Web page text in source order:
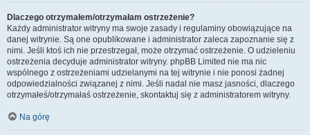
Dlaczego otrzymałem/otrzymałam ostrzeżenie?
Każdy administrator witryny ma swoje zasady i regulaminy obowiązujące na
danej witrynie. Są one opublikowane i administrator zaleca zapoznanie się z
nimi. Jeśli ktoś ich nie przestrzegał, może otrzymać ostrzeżenie. O udzieleniu
ostrzeżenia decyduje administrator witryny. phpBB Limited nie ma nic
wspólnego z ostrzeżeniami udzielanymi na tej witrynie i nie ponosi żadnej
odpowiedzialności związanej z nimi. Jeśli nadal nie masz jasności, dlaczego
otrzymałeś/otrzymałaś ostrzeżenie, skontaktuj się z administratorem witryny.
Na górę